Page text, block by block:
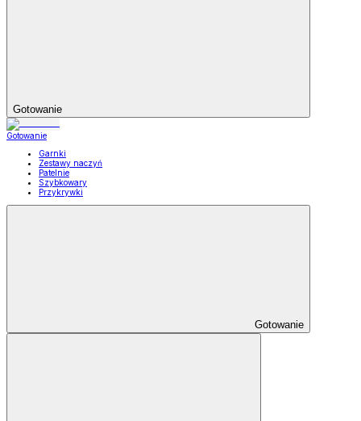
Gotowanie
Gotowanie
Garnki
Zestawy naczyń
Patelnie
Szybkowary
Przykrywki
Gotowanie